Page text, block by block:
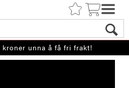
kroner unna å få fri frakt!